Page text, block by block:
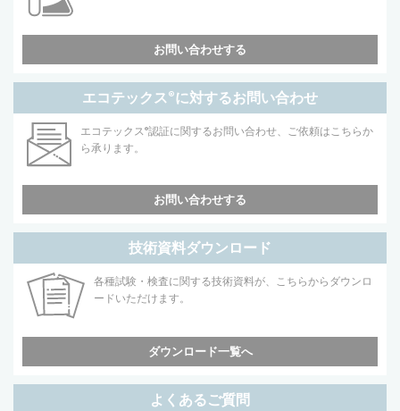
お問い合わせする
エコテックス®に対するお問い合わせ
エコテックス®認証に関するお問い合わせ、ご依頼はこちらか
ら承ります。
お問い合わせする
技術資料ダウンロード
各種試験・検査に関する技術資料が、こちらからダウンロ
ードいただけます。
ダウンロード一覧へ
よくあるご質問